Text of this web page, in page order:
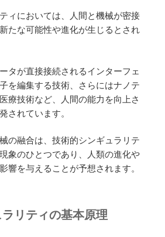
ィにおいては、人間と機械が密接
たな可能性や進化が生じるとされ
タが直接接続されるインターフェ
を編集する技術、さらにはナノテ
療技術など、人間の能力を向上さ
されています。
の融合は、技術的シンギュラリテ
象のひとつであり、人類の進化や
響を与えることが予想されます。
リティの基本原理